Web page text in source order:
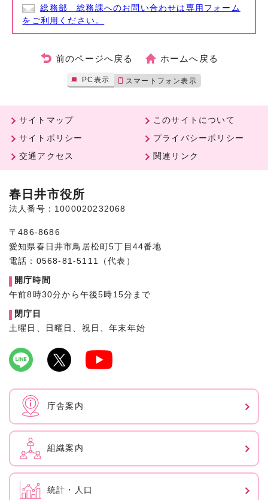
総務部 総務課へのお問い合わせは専用フォーム
をご利用ください。
前のページへ戻る ホームへ戻る
PC表示 スマートフォン表示
サイトマップ
このサイトについて
サイトポリシー
プライバシーポリシー
交通アクセス
関連リンク
春日井市役所
法人番号：1000020232068
〒486-8686
愛知県春日井市鳥居松町5丁目44番地
電話：0568-81-5111（代表）
開庁時間
午前8時30分から午後5時15分まで
閉庁日
土曜日、日曜日、祝日、年末年始
庁舎案内
組織案内
統計・人口